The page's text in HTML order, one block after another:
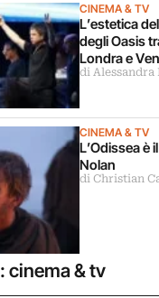
CINEMA & TV
L’estetica
degli Oasis
Londra e
di Alessandra
CINEMA & TV
L’Odissea è
Nolan
di Christian
cinema & tv